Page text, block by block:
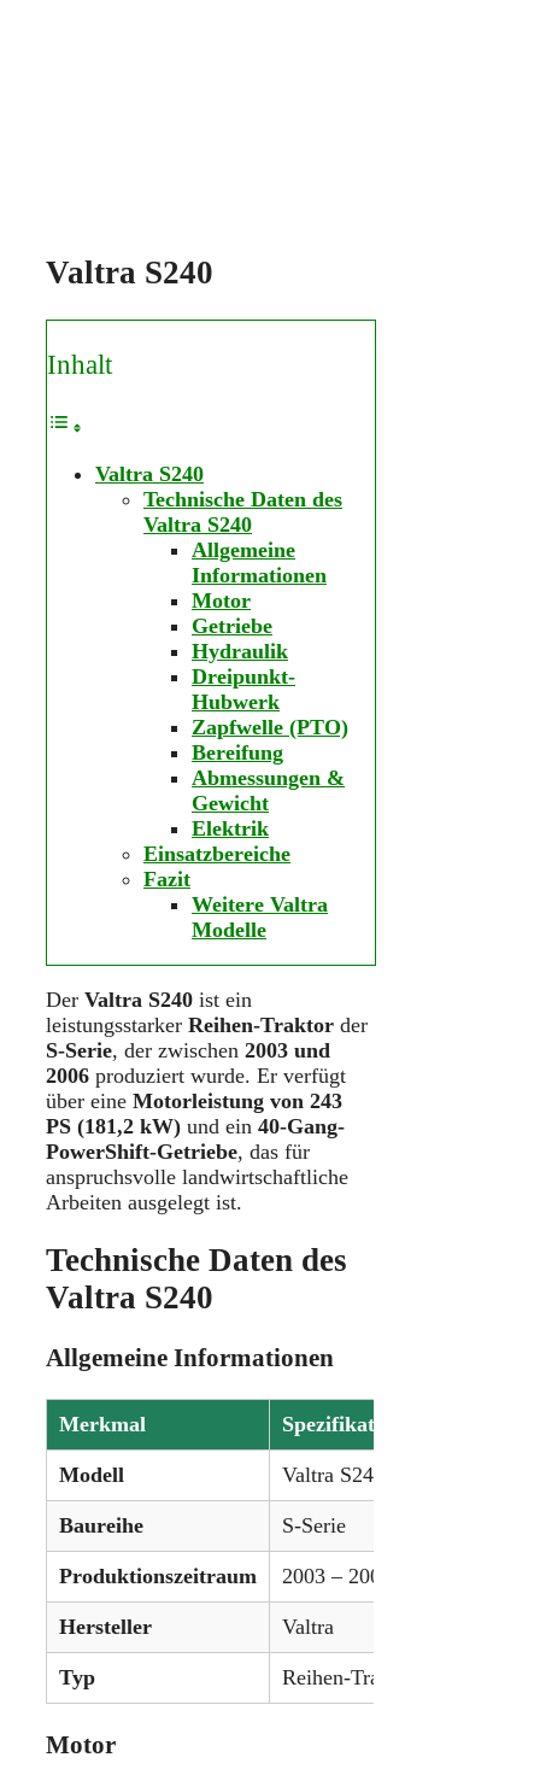
Valtra S240
Inhalt
Valtra S240
Technische Daten des
Valtra S240
Allgemeine
Informationen
Motor
Getriebe
Hydraulik
Dreipunkt-
Hubwerk
Zapfwelle (PTO)
Bereifung
Abmessungen &
Gewicht
Elektrik
Einsatzbereiche
Fazit
Weitere Valtra
Modelle
Der Valtra S240 ist ein
leistungsstarker Reihen-Traktor der
S-Serie, der zwischen 2003 und
2006 produziert wurde. Er verfügt
über eine Motorleistung von 243
PS (181,2 kW) und ein 40-Gang-
PowerShift-Getriebe, das für
anspruchsvolle landwirtschaftliche
Arbeiten ausgelegt ist.
Technische Daten des
Valtra S240
Allgemeine Informationen
Merkmal Spezifikation
Modell Valtra S240
Baureihe S-Serie
Produktionszeitraum 2003 – 2006
Hersteller Valtra
Typ Reihen-Traktor
Motor